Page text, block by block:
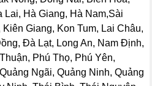
Hà Giang, Hà Nam,Sài
Giang, Kon Tum, Lai Châu,
Đà Lạt, Long An, Nam Định,
Phú Thọ, Phú Yên,
Ngãi, Quảng Ninh, Quảng